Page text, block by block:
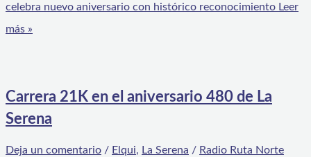
celebra nuevo aniversario con histórico reconocimiento Leer
más »
Carrera 21K en el aniversario 480 de La
Serena
Deja un comentario / Elqui, La Serena / Radio Ruta Norte